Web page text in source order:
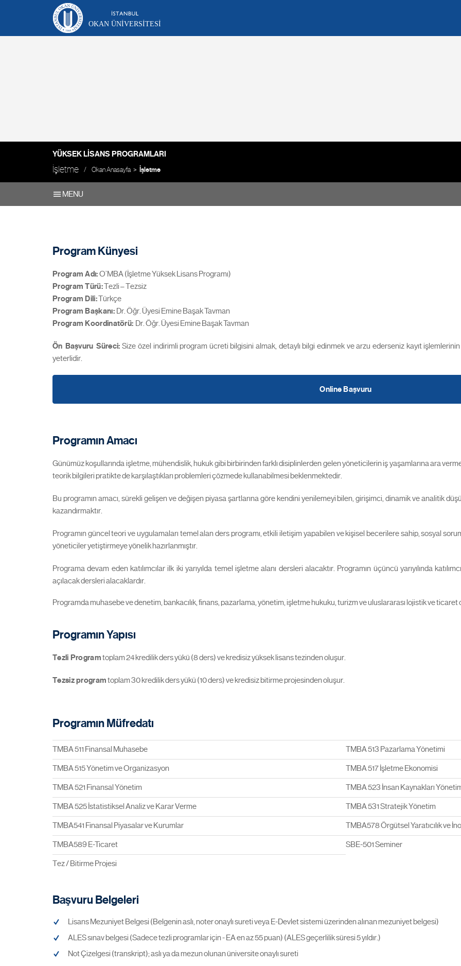
OKAN ÜNIVERSITESI
YÜKSEK LISANS PROGRAMLARI
İşletme Okan Anasayfa İşletme
MENU
Program Künyesi
Program Adı:O’MBA (İşletme Yüksek Lisans Programı)
Program Türü:Tezli – Tezsiz
Program Dili:Türkçe
Program Başkanı: Dr. Öğr. Üyesi Emine Başak Tavman
Program Koordinatörü: Dr. Öğr. Üyesi Emine Başak Tavman
Ön Başvuru Süreci: Size özel indirimli program ücreti bilgisini almak, detaylı bilgi edinmek ve arzu ederseniz kayıt
yeterlidir.
Online Başvuru
Programın Amacı
Günümüz koşullarında işletme, mühendislik, hukuk gibi birbirinden farklı disiplinlerden gelen yöneticilerin iş yaşamlarına ara
teorik bilgileri pratikte de karşılaştıkları problemleri çözmede kullanabilmesi beklenmektedir.
Bu programın amacı, sürekli gelişen ve değişen piyasa şartlarına göre kendini yenilemeyi bilen, girişimci, dinamik ve analitik
kazandırmaktır.
Programın güncel teori ve uygulamaları temel alan ders programı, etkili iletişim yapabilen ve kişisel becerilere sahip, sosyal
yöneticiler yetiştirmeye yönelik hazırlanmıştır.
Programa devam eden katılımcılar ilk iki yarıyılda temel işletme alanı dersleri alacaktır. Programın üçüncü yarıyılında
açılacak dersleri alacaklardır.
Programda muhasebe ve denetim, bankacılık, finans, pazarlama, yönetim, işletme hukuku, turizm ve uluslararası lojistik ve
Programın Yapısı
Tezli Programtoplam 24 kredilik ders yükü (8 ders) ve kredisiz yüksek lisans tezinden oluşur.
Tezsiz programtoplam 30 kredilik ders yükü (10 ders) ve kredisiz bitirme projesinden oluşur.
Programın Müfredatı
TMBA 511 Finansal Muhasebe TMBA 513 Pazarlama Yönetimi
TMBA 515 Yönetim ve Organizasyon TMBA 517 İşletme Ekonomisi
TMBA 521 Finansal Yönetim TMBA 523 İnsan Kaynakları
TMBA 525 İstatistiksel Analiz ve Karar Verme TMBA 531 Stratejik Yönetim
TMBA541 Finansal Piyasalar ve Kurumlar TMBA578 Örgütsel Yaratıcılık ve
TMBA589 E-Ticaret SBE-501 Seminer
Tez / Bitirme Projesi
Başvuru Belgeleri
Lisans Mezuniyet Belgesi (Belgenin aslı, noter onaylı sureti veya E-Devlet sistemi üzerinden alınan mezuniyet belgesi)
ALES sınav belgesi (Sadece tezli programlar için - EA en az 55 puan) (ALES geçerlilik süresi 5 yıldır.)
Not Çizelgesi (transkript); aslı ya da mezun olunan üniversite onaylı sureti